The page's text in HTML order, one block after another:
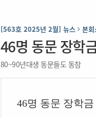
[563호 2025년 2월] 뉴스 본회
46명 동문 장학
80~90년대생 동문들도 동참
46명 동문 장학금